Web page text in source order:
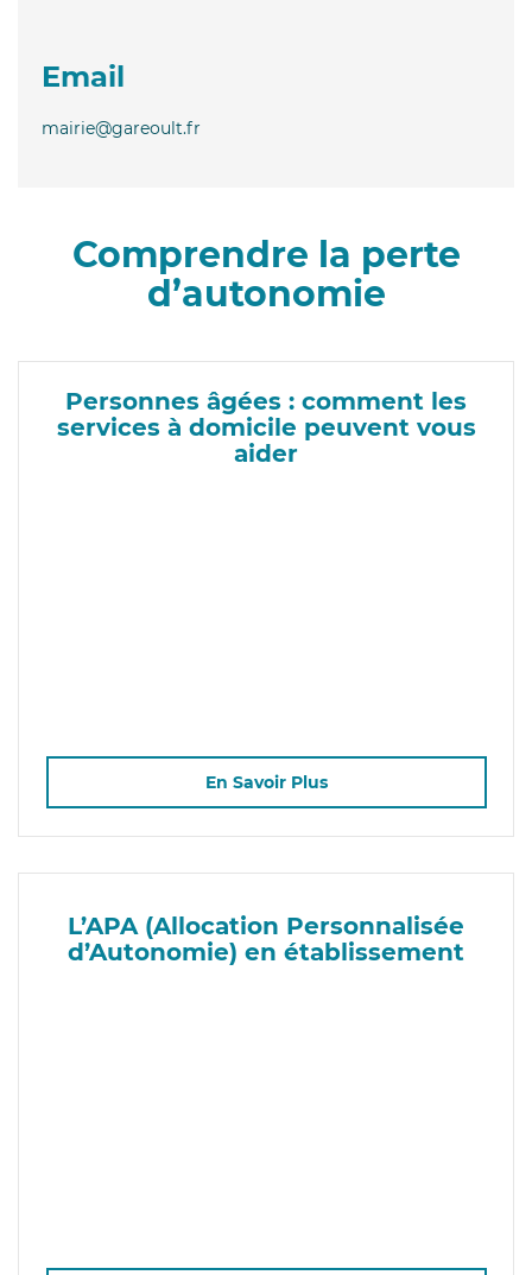
Email
mairie@gareoult.fr
Comprendre la perte
d’autonomie
Personnes âgées : comment les
services à domicile peuvent vous
aider
En Savoir Plus
L’APA (Allocation Personnalisée
d’Autonomie) en établissement